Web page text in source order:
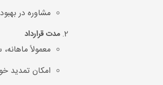
مشاوره در
مدت قرارداد
معمولاً
امکان تمدید